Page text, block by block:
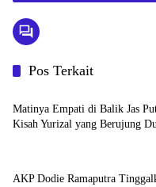
Pos Terkait
Metro
Matinya Empati di Balik Jas
Kisah Yurizal yang Berujung
AKP Dodie Ramaputra